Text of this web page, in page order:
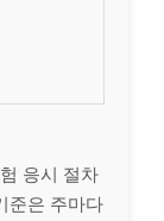
응시 절차
준은 주마다